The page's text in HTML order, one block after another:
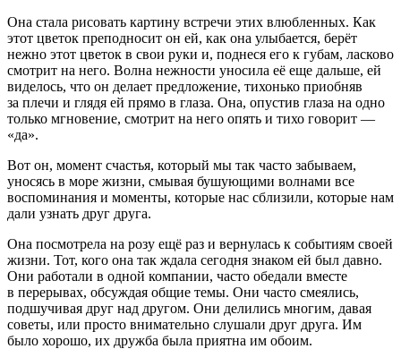
Она стала рисовать картину встречи этих влюбленных. Как
этот цветок преподносит он ей, как она улыбается, берёт
нежно этот цветок в свои руки и, поднеся его к губам, ласково
смотрит на него. Волна нежности уносила её еще дальше, ей
виделось, что он делает предложение, тихонько приобняв
за плечи и глядя ей прямо в глаза. Она, опустив глаза на одно
только мгновение, смотрит на него опять и тихо говорит —
«да».
Вот он, момент счастья, который мы так часто забываем,
уносясь в море жизни, смывая бушующими волнами все
воспоминания и моменты, которые нас сблизили, которые нам
дали узнать друг друга.
Она посмотрела на розу ещё раз и вернулась к событиям своей
жизни. Тот, кого она так ждала сегодня знаком ей был давно.
Они работали в одной компании, часто обедали вместе
в перерывах, обсуждая общие темы. Они часто смеялись,
подшучивая друг над другом. Они делились многим, давая
советы, или просто внимательно слушали друг друга. Им
было хорошо, их дружба была приятна им обоим.